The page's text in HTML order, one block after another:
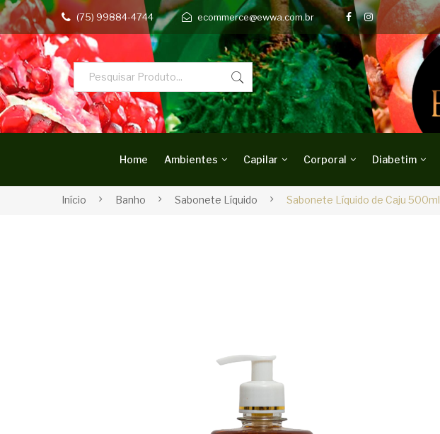
(75) 99884-4744 ecommerce@ewwa.com.br
Home Ambientes Capilar Corporal Diabetim
Início Banho Sabonete Líquido Sabonete Líquido de Caju 500ml